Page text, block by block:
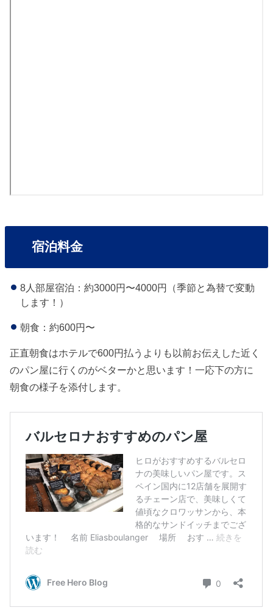
宿泊料金
8人部屋宿泊：約3000円〜4000円（季節と為替で変動
します！）
朝食：約600円〜
正直朝食はホテルで600円払うよりも以前お伝えした近く
のパン屋に行くのがベターかと思います！一応下の方に
朝食の様子を添付します。